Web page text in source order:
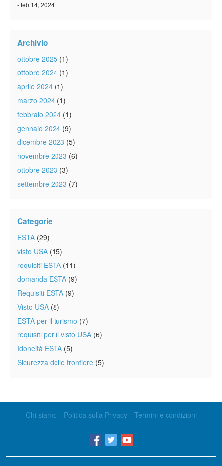
- feb 14, 2024
Archivio
ottobre 2025 (1)
ottobre 2024 (1)
aprile 2024 (1)
marzo 2024 (1)
febbraio 2024 (1)
gennaio 2024 (9)
dicembre 2023 (5)
novembre 2023 (6)
ottobre 2023 (3)
settembre 2023 (7)
Categorie
ESTA (29)
visto USA (15)
requisiti ESTA (11)
domanda ESTA (9)
Requisiti ESTA (9)
Visto USA (8)
ESTA per il turismo (7)
requisiti per il visto USA (6)
Idoneità ESTA (5)
Sicurezza delle frontiere (5)
Chi siamo Politica sulla Privacy Termini e condizioni